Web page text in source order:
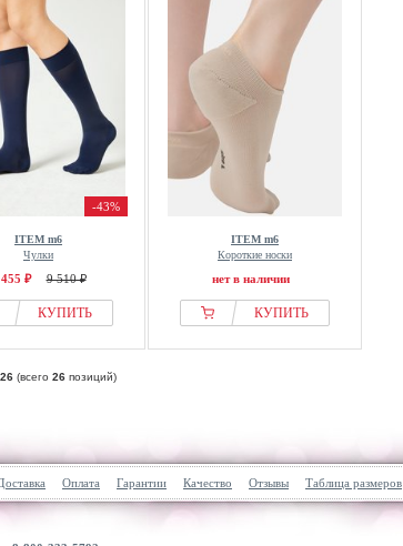
-43%
ITEM m6
Чулки
₽ 9 510 ₽
КУПИТЬ
ITEM m6
Короткие носки
нет в наличии
КУПИТЬ
26 (всего 26 позиций)
Оплата Гарантии Качество Отзывы Таблица размеров